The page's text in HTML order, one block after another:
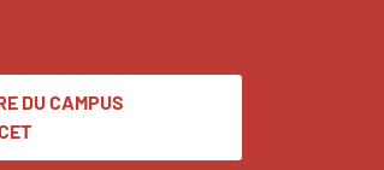
DU CAMPUS